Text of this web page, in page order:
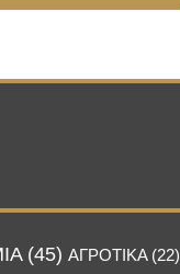
(45) ΑΓΡΟΤΙΚΑ(22)